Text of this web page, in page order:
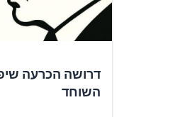
דרושה הכרעה
השוחד